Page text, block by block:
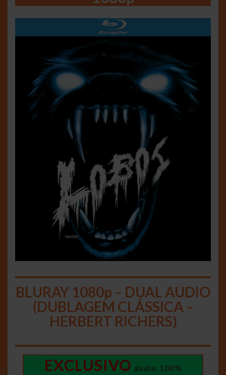
BLURAY 1080p – DUAL AUDIO
(DUBLAGEM CLÁSSICA –
HERBERT RICHERS)
EXCLUSIVO áudio 100%